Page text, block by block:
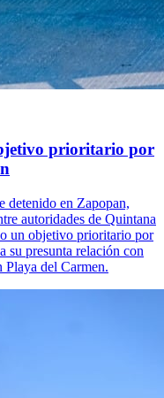
prioritario por
en Zapopan,
autoridades de Quintana
un objetivo prioritario por
su presunta relación con
Playa del Carmen.